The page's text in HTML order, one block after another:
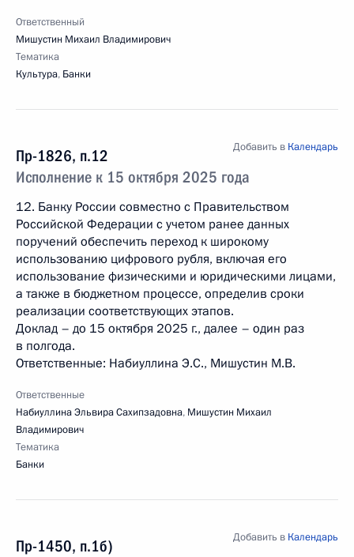
Ответственный
Мишустин Михаил Владимирович
Тематика
Культура, Банки
Пр-1826, п.12
Исполнение к 15 октября 2025 года
Добавить в Календарь
12. Банку России совместно с Правительством
Российской Федерации с учетом ранее данных
поручений обеспечить переход к широкому
использованию цифрового рубля, включая его
использование физическими и юридическими лицами,
а также в бюджетном процессе, определив сроки
реализации соответствующих этапов.
Доклад – до 15 октября 2025 г., далее – один раз
в полгода.
Ответственные: Набиуллина Э.С., Мишустин М.В.
Ответственные
Набиуллина Эльвира Сахипзадовна, Мишустин Михаил
Владимирович
Тематика
Банки
Пр-1450, п.1б)
Добавить в Календарь